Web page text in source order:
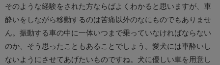
そのような経験をされた方ならばよくわかると思いますが、車
酔いをしながら移動するのは苦痛以外のなにものでもありませ
ん。振動する車の中に一体いつまで乗っていなければならない
のか、そう思ったこともあることでしょう。愛犬には車酔いし
ないようにさせてあげたいものですね。犬に優しい車を用意し